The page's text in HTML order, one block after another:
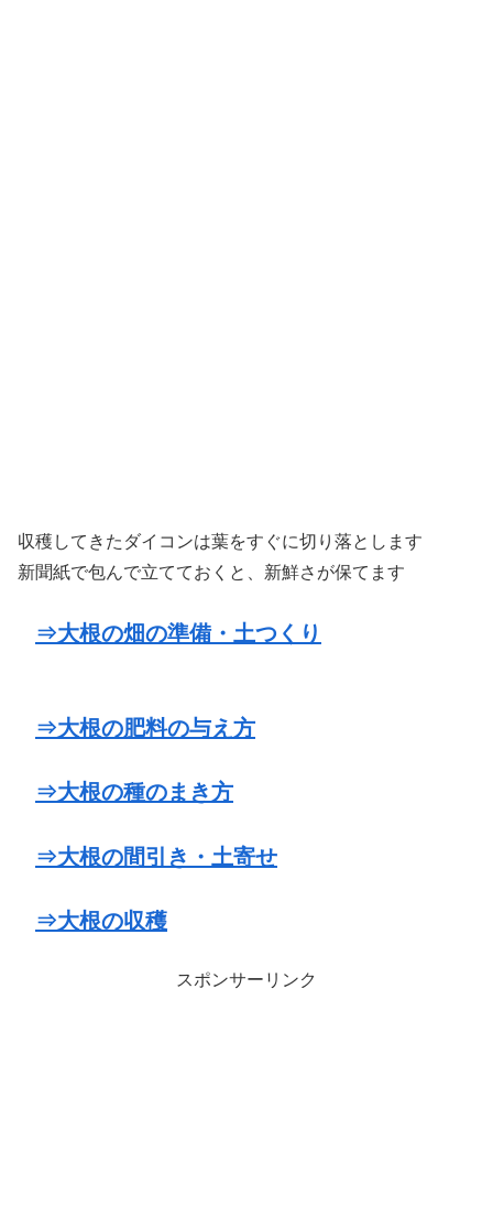
収穫してきたダイコンは葉をすぐに切り落とします
新聞紙で包んで立てておくと、新鮮さが保てます
⇒大根の畑の準備・土つくり
⇒大根の肥料の与え方
⇒大根の種のまき方
⇒大根の間引き・土寄せ
⇒大根の収穫
スポンサーリンク